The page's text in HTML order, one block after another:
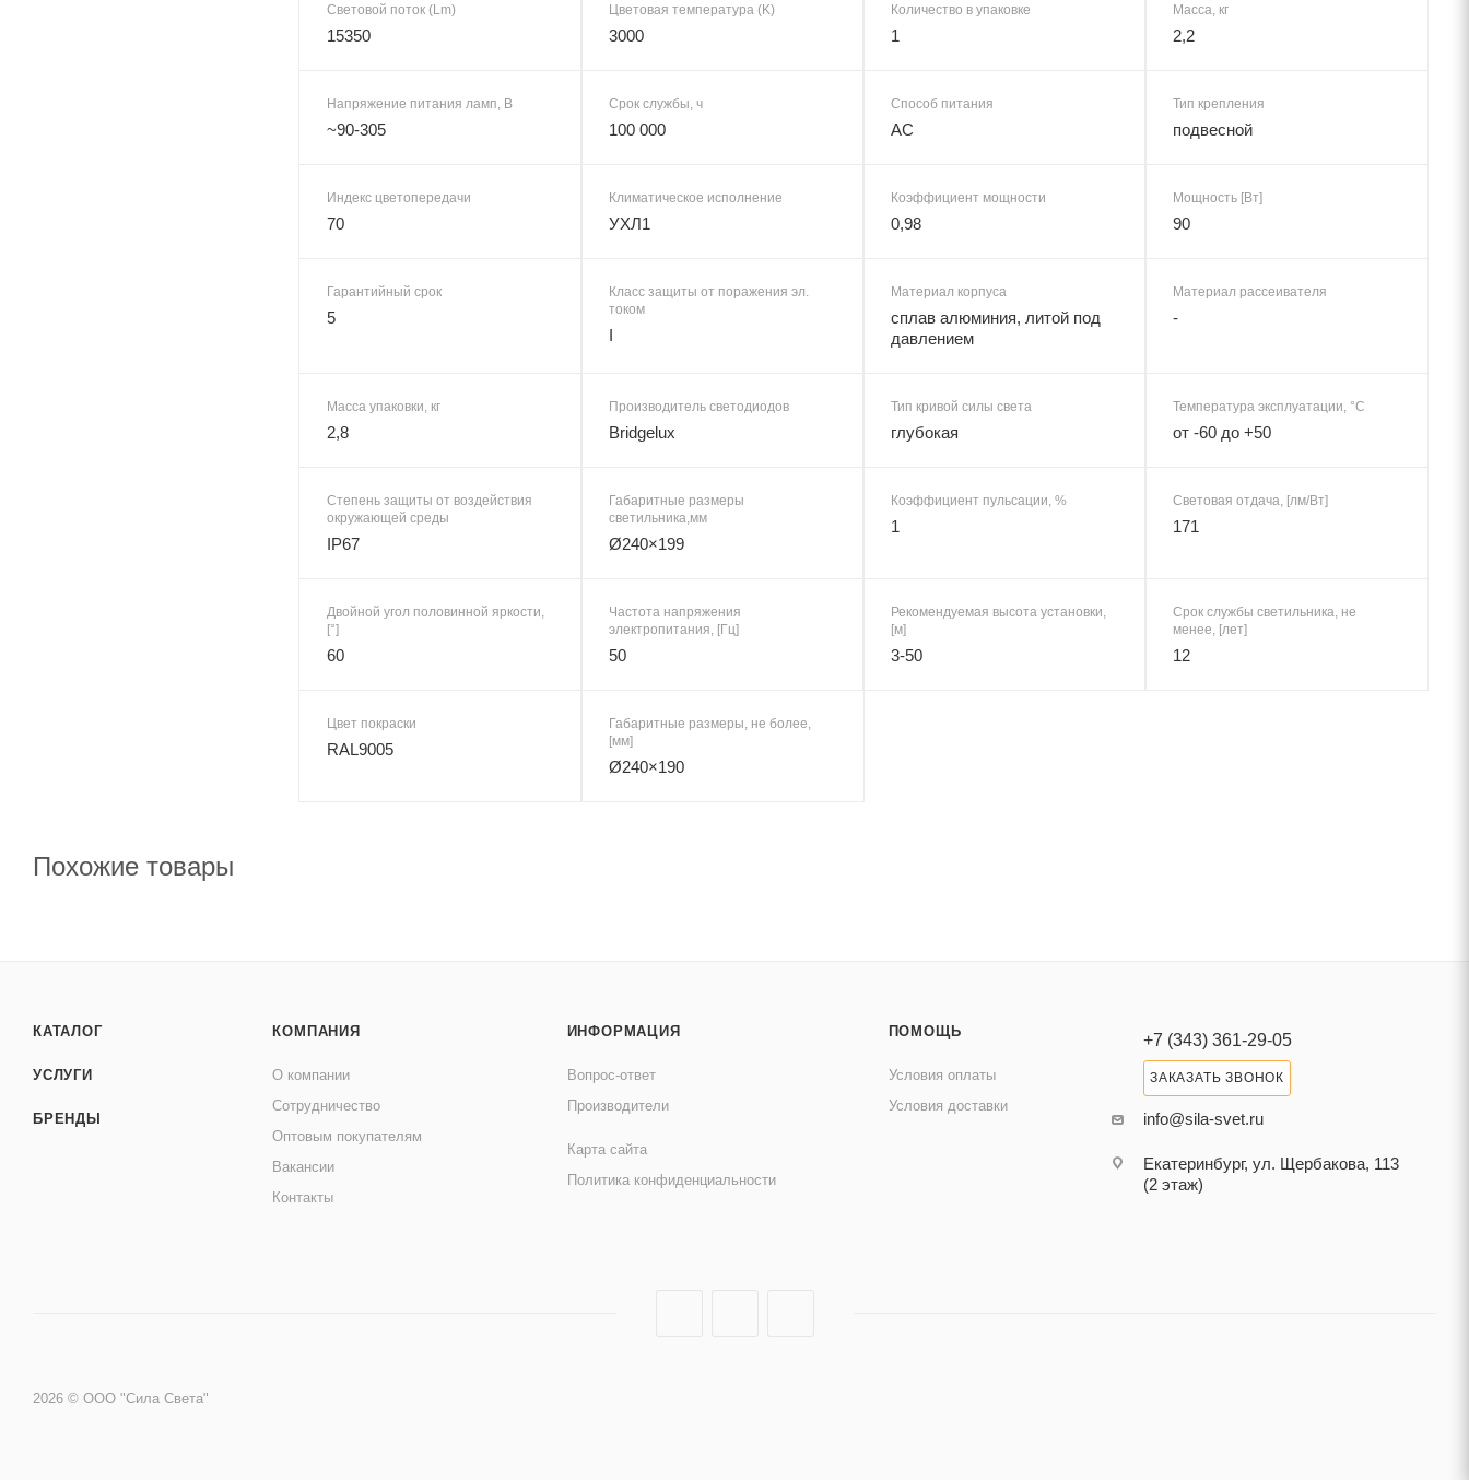
Световой поток (Lm)
15350
Цветовая температура (K)
3000
Количество в упаковке
1
Масса, кг
2,2
Напряжение питания ламп, В
~90-305
Срок службы, ч
100 000
Способ питания
AC
Тип крепления
подвесной
Индекс цветопередачи
70
Климатическое исполнение
УХЛ1
Коэффициент мощности
0,98
Мощность [Вт]
90
Гарантийный срок
5
Класс защиты от поражения эл.
током
I
Материал корпуса
сплав алюминия, литой под
давлением
Материал рассеивателя
-
Масса упаковки, кг
2,8
Производитель светодиодов
Bridgelux
Тип кривой силы света
глубокая
Температура эксплуатации, °C
от -60 до +50
Степень защиты от воздействия
окружающей среды
IP67
Габаритные размеры
светильника,мм
Ø240×199
Коэффициент пульсации, %
1
Световая отдача, [лм/Вт]
171
Двойной угол половинной яркости,
[°]
60
Частота напряжения
электропитания, [Гц]
50
Рекомендуемая высота установки,
[м]
3-50
Срок службы светильника, не
менее, [лет]
12
Цвет покраски
RAL9005
Габаритные размеры, не более,
[мм]
Ø240×190
Похожие товары
КАТАЛОГ
УСЛУГИ
БРЕНДЫ
КОМПАНИЯ
О компании
Сотрудничество
Оптовым покупателям
Вакансии
Контакты
ИНФОРМАЦИЯ
Вопрос-ответ
Производители
Карта сайта
Политика конфиденциальности
ПОМОЩЬ
Условия оплаты
Условия доставки
+7 (343) 361-29-05
ЗАКАЗАТЬ ЗВОНОК
info@sila-svet.ru
Екатеринбург, ул. Щербакова, 113
(2 этаж)
2026 © ООО "Сила Света"